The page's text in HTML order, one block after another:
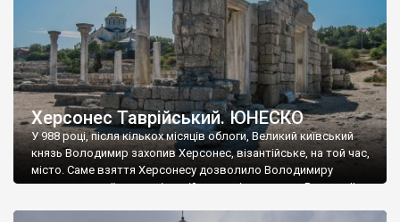
Херсонес Таврійський. ЮНЕСКО
У 988 році, після кількох місяців облоги, Великий київський
князь Володимир захопив Херсонес, візантійське, на той час,
місто. Саме взяття Херсонесу дозволило Володимиру
диктувати свої умови візантійському імператору Василю ІІ, та